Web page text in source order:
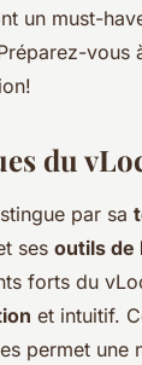
un must-
vous
du
par sa
ses outils de
forts du
et intuitif.
permet une